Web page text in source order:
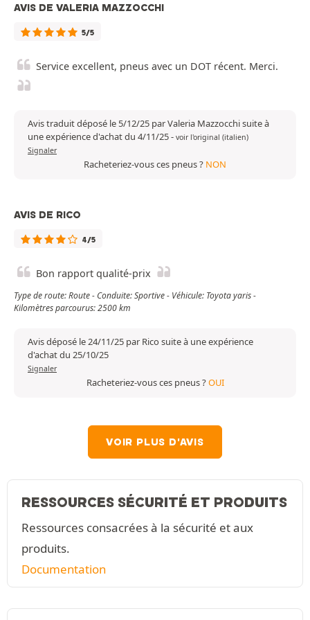
AVIS DE VALERIA MAZZOCCHI
5/5
Service excellent, pneus avec un DOT récent. Merci.
Avis traduit déposé le 5/12/25 par Valeria Mazzocchi suite à
une expérience d'achat du 4/11/25- voir l'original (italien)
Signaler
Racheteriez-vous ces pneus ? NON
AVIS DE RICO
4/5
Bon rapport qualité-prix
Type de route: Route - Conduite: Sportive - Véhicule: Toyota yaris -
Kilomètres parcourus: 2500 km
Avis déposé le 24/11/25 par Rico suite à une expérience
d'achat du 25/10/25
Signaler
Racheteriez-vous ces pneus ?OUI
VOIR PLUS D'AVIS
RESSOURCES SÉCURITÉ ET PRODUITS
Ressources consacrées à la sécurité et aux
produits.
Documentation